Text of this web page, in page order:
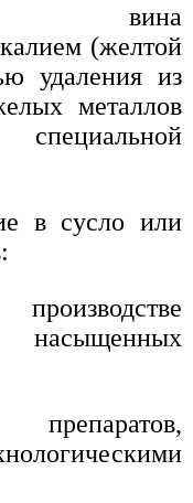
вина
(желтой
удаления из
металлов
в сусло или
насыщенных